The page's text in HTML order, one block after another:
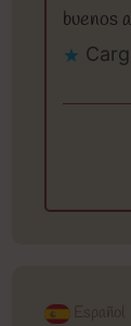
buenos
Español